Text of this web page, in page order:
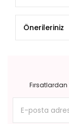
Önerileriniz